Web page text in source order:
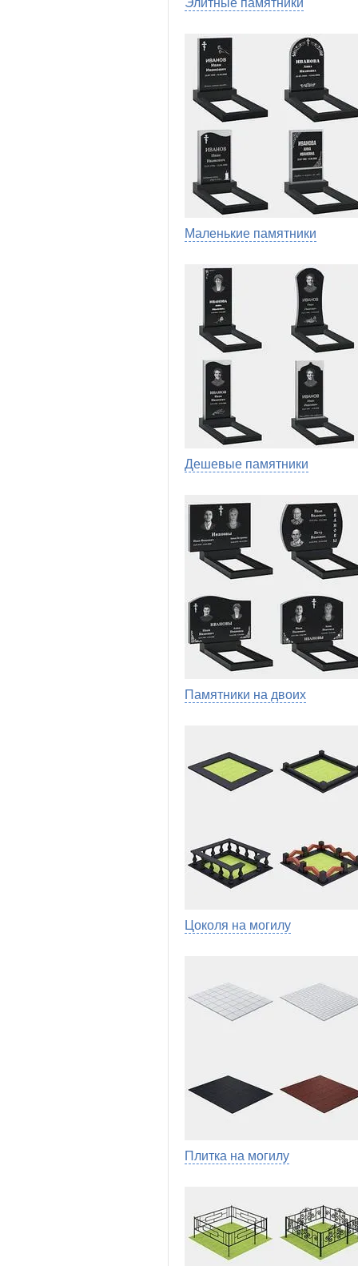
Элитные памятники
Маленькие памятники
Дешевые памятники
Памятники на двоих
Цоколя на могилу
Плитка на могилу